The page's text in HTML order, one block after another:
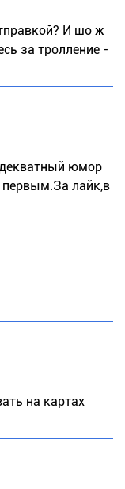
И шо ж
за тролление -
юмор
первым.За лайк,в
на картах